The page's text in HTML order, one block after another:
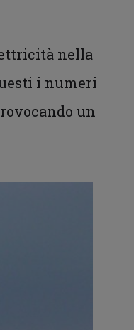
nella
i numeri
un